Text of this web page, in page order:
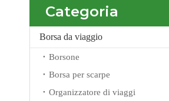
Categoria
Borsa da viaggio
Borsone
Borsa per scarpe
Organizzatore di viaggi